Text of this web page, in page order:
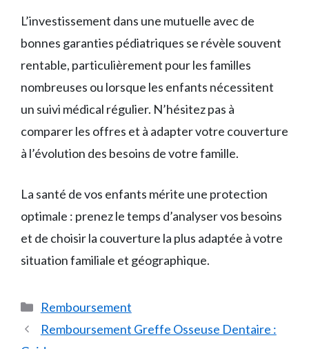
L’investissement dans une mutuelle avec de
bonnes garanties pédiatriques se révèle souvent
rentable, particulièrement pour les familles
nombreuses ou lorsque les enfants nécessitent
un suivi médical régulier. N’hésitez pas à
comparer les offres et à adapter votre couverture
à l’évolution des besoins de votre famille.
La santé de vos enfants mérite une protection
optimale : prenez le temps d’analyser vos besoins
et de choisir la couverture la plus adaptée à votre
situation familiale et géographique.
Catégories
Remboursement
Remboursement Greffe Osseuse Dentaire :